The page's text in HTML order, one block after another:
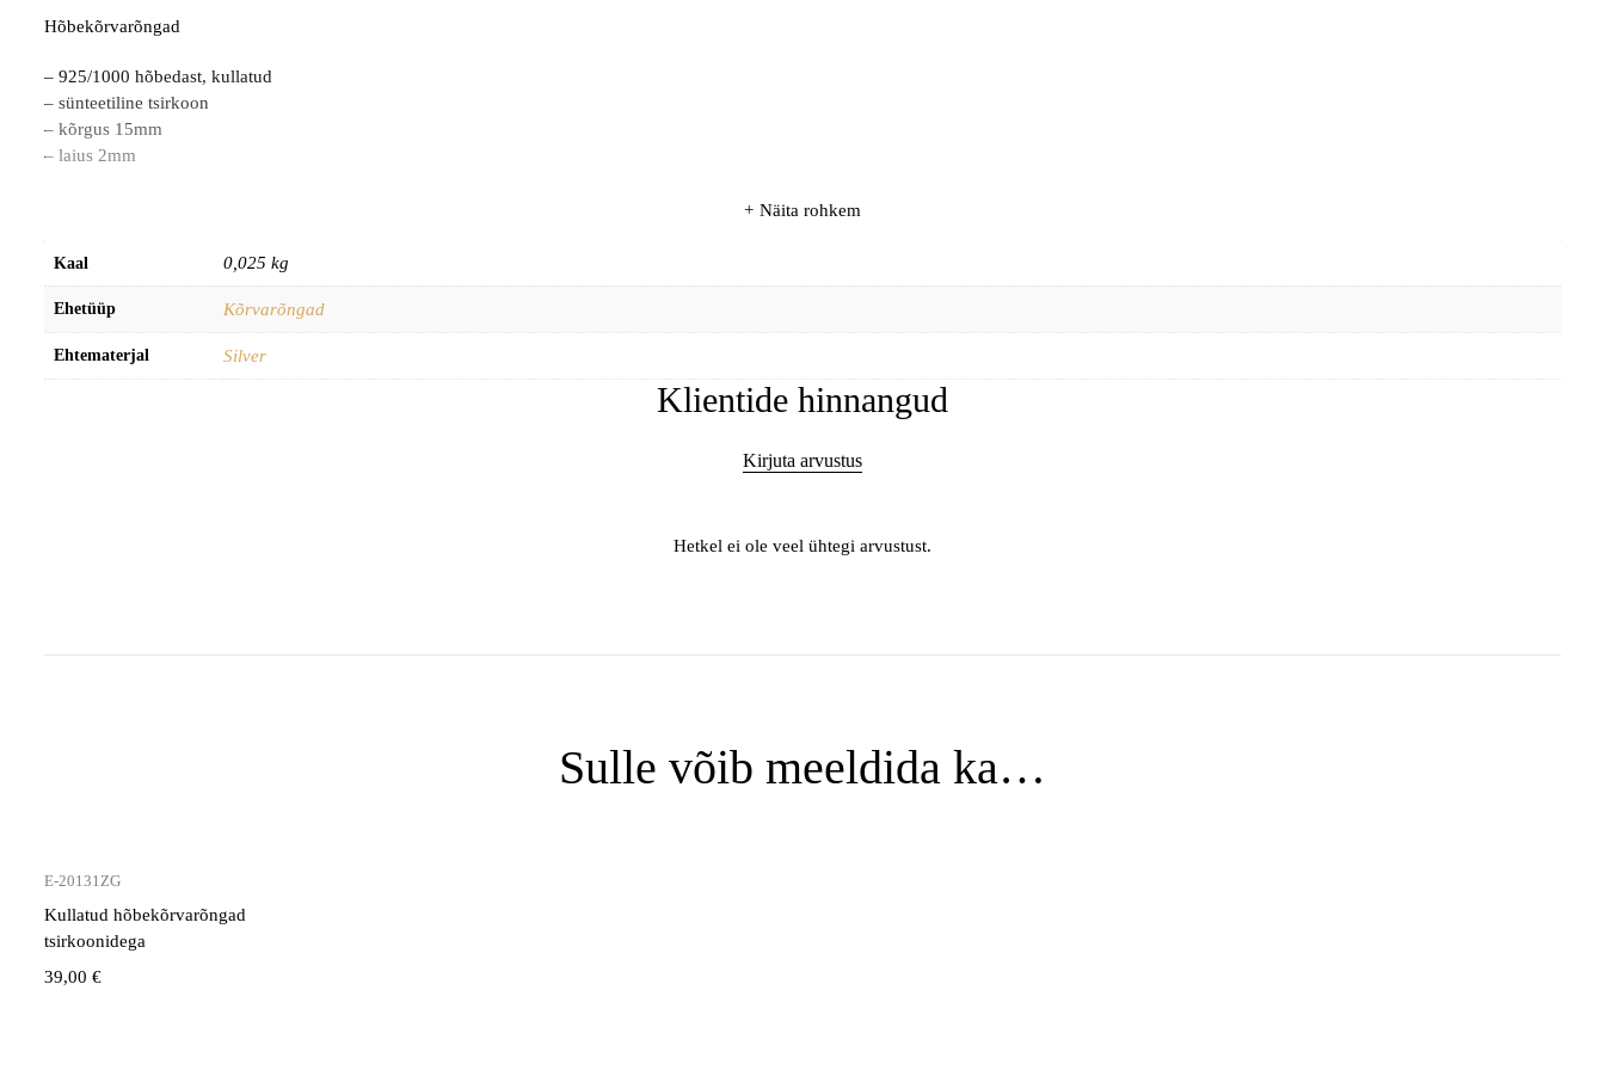
Hõbekõrvarõngad
– 925/1000 hõbedast, kullatud
– sünteetiline tsirkoon
– kõrgus 15mm
– laius 2mm
Näita rohkem
Kaal 0,025 kg
Ehetüüp Kõrvarõngad
Ehtematerjal Silver
Klientide hinnangud
Kirjuta arvustus
Hetkel ei ole veel ühtegi arvustust.
Sulle võib meeldida ka…
E-20131ZG
Kullatud hõbekõrvarõngad
tsirkoonidega
39,00 €